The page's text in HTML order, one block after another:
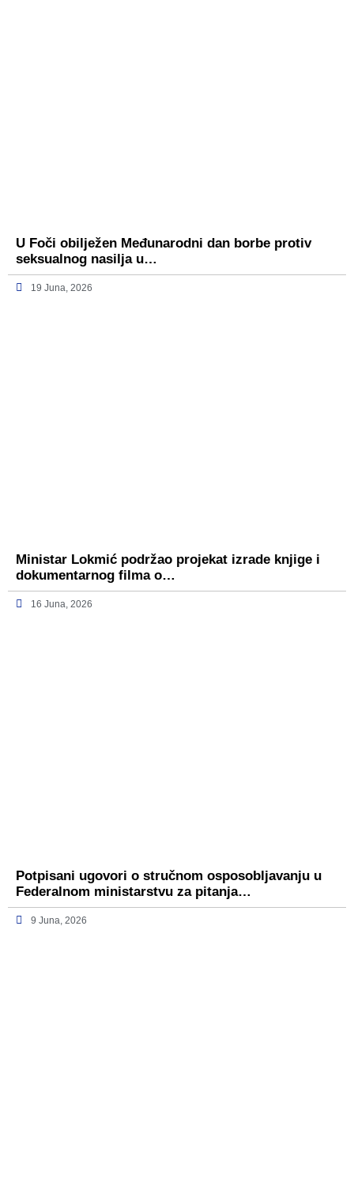
U Foči obilježen Međunarodni dan borbe protiv
seksualnog nasilja u…
19 Juna, 2026
Ministar Lokmić podržao projekat izrade knjige i
dokumentarnog filma o…
16 Juna, 2026
Potpisani ugovori o stručnom osposobljavanju u
Federalnom ministarstvu za pitanja…
9 Juna, 2026